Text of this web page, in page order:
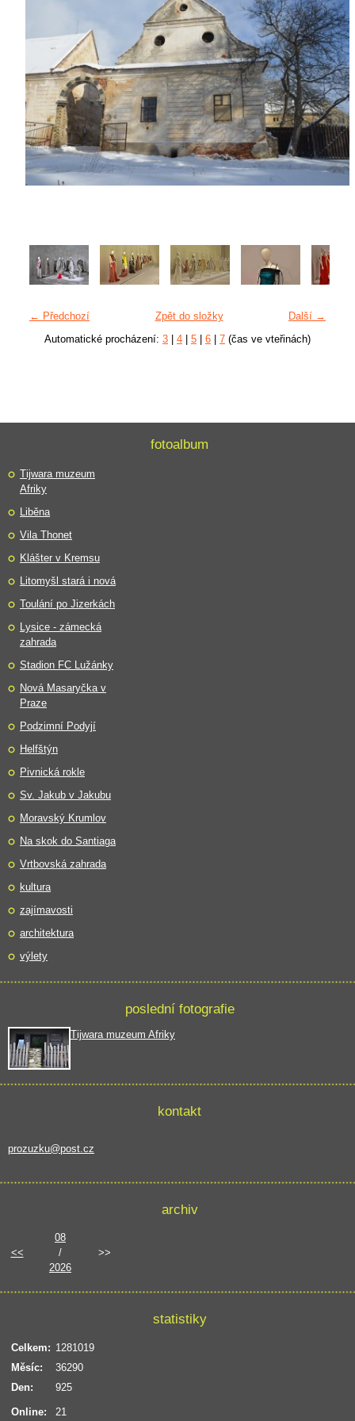
← Předchozí Další →
Zpět do složky
Automatické procházení: 3 4 5 6 7 (čas ve vteřinách)
fotoalbum
Tijwara muzeum
Afriky
Liběna
Vila Thonet
Klášter v Kremsu
Litomyšl stará i nová
Toulání po Jizerkách
Lysice - zámecká
zahrada
Stadion FC Lužánky
Nová Masaryčka v
Praze
Podzimní Podyjí
Helfštýn
Pivnická rokle
Sv. Jakub v Jakubu
Moravský Krumlov
Na skok do Santiaga
Vrtbovská zahrada
kultura
zajímavosti
architektura
výlety
poslední fotografie
Tijwara muzeum Afriky
kontakt
prozuzku@post.cz
archiv
<<
08
/
2026
>>
statistiky
Online: 21
Celkem: 1281019
Měsíc:
36290
Den:
925